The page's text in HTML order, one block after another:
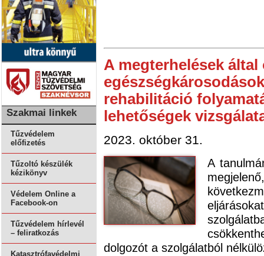
Szakmai linkek
Tűzvédelem
előfizetés
Tűzoltó készülék
kézikönyv
Védelem Online a
Facebook-on
Tűzvédelem hírlevél
– feliratkozás
Katasztrófavédelmi
A megterhelések
rehabilitáció
lehetőségek
2023. október 31.
A
dolgozót a szolgálatból